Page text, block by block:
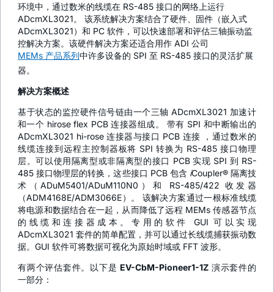
环境中，通过数米的线缆在 RS-485 接口的网络上运行
ADcmXL3021。 该系统解决方案结合了硬件、固件（嵌入式
ADcmXL3021）和 PC 软件，可以快速部署和评估三轴振动监
控解决方案。该硬件解决方案还适合用作 ADI 公司
MEMs 产品系列中许多设备的 SPI 至 RS-485 接口的灵活扩展
器。
解决方案概述
基于状态的监控硬件信号链由一个三轴 ADcmXL3021 加速计
和一个 hirose flex PCB 连接器组成。 带有 SPI 和中断输出的
ADcmXL3021 hi-rose 连接器与接口 PCB 连接 ，通过数米的
线缆连接到远程主控制器板将 SPI 转换为 RS-485 接口物理
层。可以使用隔离型或非隔离型的接口 PCB 实现 SPI 到 RS-
485 接口物理层的转换，这些接口 PCB 包含 iCoupler® 隔离技
术（ADuM5401/ADuM110N0）和 RS-485/422 收发器
（ADM4168E/ADM3066E）。 该解决方案通过一根标准线缆
将电源和数据结合在一起，从而降低了远程 MEMs 传感器节点
的线缆和连接器成本。专用的软件 GUI 可以实现
ADcmXL3021 套件的简单配置，并可以通过长线缆捕获振动数
据。GUI 软件可将数据可视化为原始时域或 FFT 波形。
有两个评估套件。以下是 EV-CbM-Pioneer1-1Z 演示套件的
一部分：